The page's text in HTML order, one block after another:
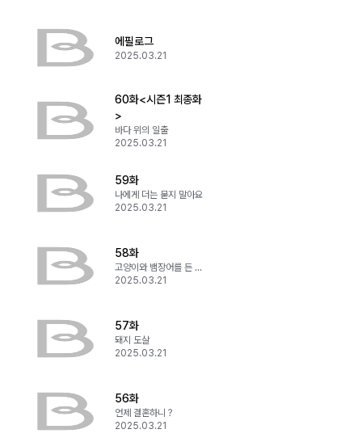
에필로그
2025.03.21
60화<시즌1 최종화
>
바다 위의 일출
2025.03.21
59화
나에게 더는 묻지 말아요
2025.03.21
58화
고양이와 뱀장어를 든 소녀들
2025.03.21
57화
돼지 도살
2025.03.21
56화
언제 결혼하니？
2025.03.21